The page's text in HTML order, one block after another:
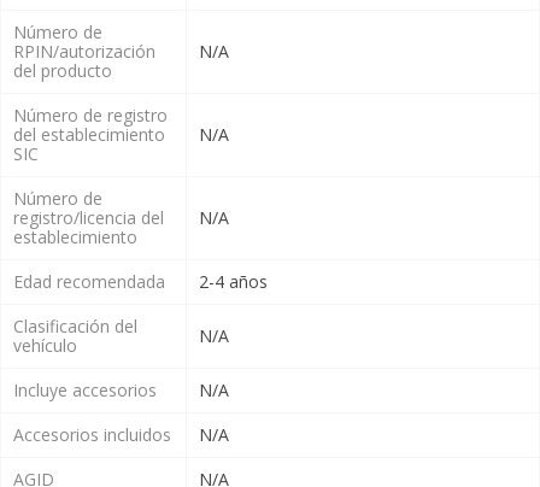
Número de
RPIN/autorización
del producto
N/A
Número de registro
del establecimiento
SIC
N/A
Número de
registro/licencia del
establecimiento
N/A
Edad recomendada
2-4 años
Clasificación del
vehículo
N/A
Incluye accesorios
N/A
Accesorios incluidos
N/A
AGID
N/A